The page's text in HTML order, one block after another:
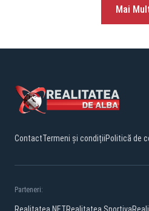
Mai
ContactTermeni și condițiiPolitică de
Parteneri:
Realitatea.NETRealitatea Sportiva